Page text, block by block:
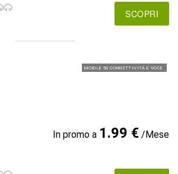
SCOPRI
MOBILE 5G CONNETTIVITÀ E VOCE
In promo a 1.99 €/Mese